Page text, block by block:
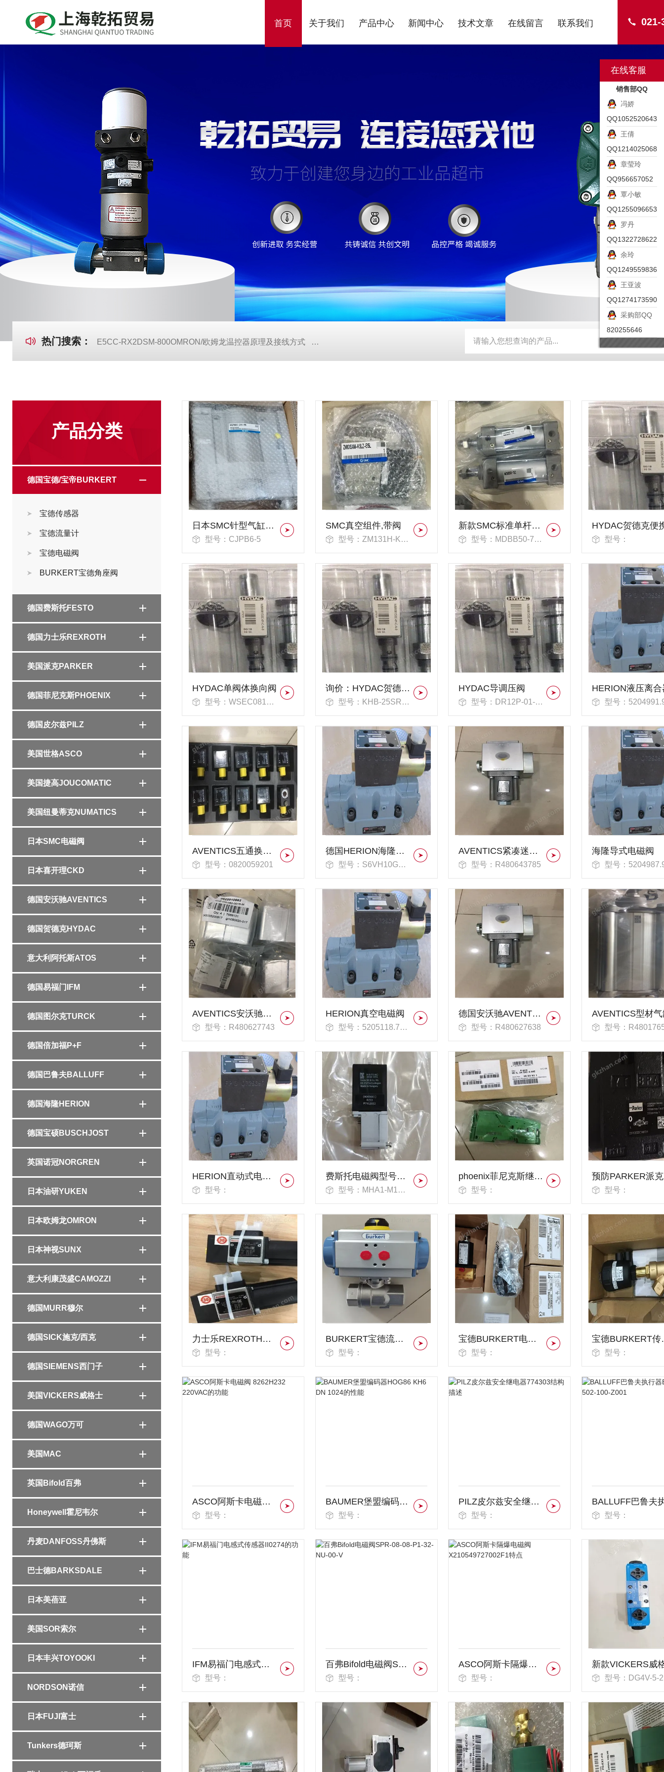
021-
首页 关于我们 产品中心 新闻中心 技术文章 在线留言 联系我们
热门搜索： E5CC-RX2DSM-800OMRON/欧姆龙温控器原理及接线方式 日本SMC真空压力开关的中文资料ZK2-ZSEA-A *皮尔兹PILZ安全激光扫描仪
产品分类
德国宝德/宝帝BURKERT
宝德传感器
宝德流量计
宝德电磁阀
BURKERT宝德角座阀
德国费斯托FESTO
德国力士乐REXROTH
美国派克PARKER
德国菲尼克斯PHOENIX
德国皮尔兹PILZ
美国世格ASCO
美国捷高JOUCOMATIC
美国纽曼蒂克NUMATICS
日本SMC电磁阀
日本喜开理CKD
德国安沃驰AVENTICS
德国贺德克HYDAC
意大利阿托斯ATOS
德国易福门IFM
德国图尔克TURCK
德国倍加福P+F
德国巴鲁夫BALLUFF
德国海隆HERION
德国宝硕BUSCHJOST
英国诺冠NORGREN
日本油研YUKEN
日本欧姆龙OMRON
日本神视SUNX
意大利康茂盛CAMOZZI
德国MURR穆尔
德国SICK施克/西克
德国SIEMENS西门子
美国VICKERS威格士
德国WAGO万可
美国MAC
英国Bifold百弗
Honeywell霍尼韦尔
丹麦DANFOSS丹佛斯
巴士德BARKSDALE
日本美蓓亚
美国SOR索尔
日本丰兴TOYOOKI
NORDSON诺信
日本FUJI富士
Tunkers德珂斯
日本SMC针型气缸（单作用）
型号：CJPB6-5
SMC真空组件,带阀
型号：ZM131H-K5LZ-E15L
新款SMC标准单杆气缸
型号：MDBB50-75Z 型号：
HYDAC单阀体换向阀
型号：WSEC08130-04X-G24-Z4
询价：HYDAC贺德克两路球阀
型号：KHB-25SR-1112-01X
HYDAC导调压阀
型号：DR12P-01-C-N-330V
HERION液压离合
型号：
AVENTICS五通换向阀
型号：0820059201
德国HERION海隆液压阀操作方式
型号：S6VH10G0012446OV
AVENTICS紧凑迷你滑块
型号：R480643785
海隆导式电磁阀
型号：
AVENTICS安沃驰R480627724拉杆气缸
型号：R480627743
HERION真空电磁阀
型号：5205118.7623
德国安沃驰AVENTICS带拉杆的气缸
型号：R480627638
AVENTICS型材
型号：
HERION直动式电磁阀
型号：
费斯托电磁阀型号列表197038
型号：MHA1-M1H-2/2G-0,9-HC
phoenix菲尼克斯继电器
型号：
预
型号：
力士乐REXROTH电磁阀
型号：
BURKERT宝德流量计
型号：
宝德BURKERT电磁阀
型号：
宝
型号：
ASCO阿斯卡电磁阀 8262H232 220VAC的功能
型号：
BAUMER堡盟编码器HOG86 KH6 DN 1024的性能
型号：
PILZ皮尔兹安全继电器774303结构描述
型号： 型号：
IFM易福门电感式传感器II0274的功能
型号：
百弗Bifold电磁阀SPR-08-08-P1-32-NU-00-V
型号：
ASCO阿斯卡隔爆电磁阀X210549727002F1特点
型号： 型号：DG4V-5-2AJ-VM-U-P7-22
在线客服
销售部QQ
冯娇
QQ1052520643
王倩
QQ1214025068
章莹玲
QQ956657052
覃小敏
QQ1255096653
罗丹
QQ1322728622
余玲
QQ1249559836
王亚波
QQ1274173590
采购部QQ
820255646